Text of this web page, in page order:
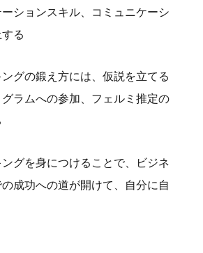
ションスキル、コミュニケーシ
る
グの鍛え方には、仮説を立てる
ラムへの参加、フェルミ推定の
グを身につけることで、ビジネ
成功への道が開けて、自分に自